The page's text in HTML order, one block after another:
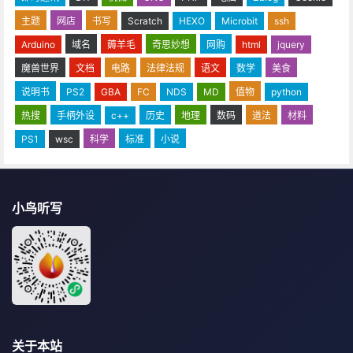
主题
网店 书写 Scratch HEXO Microbit
ssh
Arduino
域名 薅羊毛 奇思妙想 网购 html
jquery
魔兽世界
文档 电路 法律法规 语文 数学
美食
说明书
PS2 GBA FC NDS MD 值物
python
热搜
手柄外设 c++ 历史 地理 数码 道法
材料
PS1
wsc 科学 标准 小说
小鸟听写
关于本站